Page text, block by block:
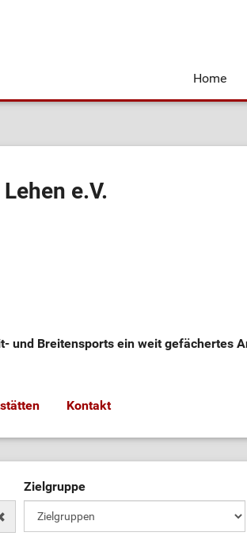
Home
e.V.
und Breitensports ein weit gefächertes
Kontakt
Zielgruppe